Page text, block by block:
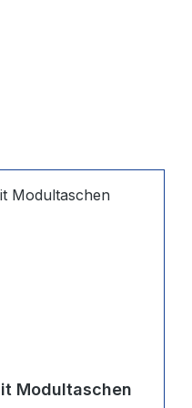
Modultaschen